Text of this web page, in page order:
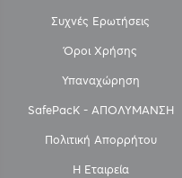
Συχνές Ερωτήσεις
Όροι Χρήσης
Υπαναχώρηση
SafePacK - ΑΠΟΛΥΜΑΝΣΗ
Πολιτική Απορρήτου
Η Εταιρεία